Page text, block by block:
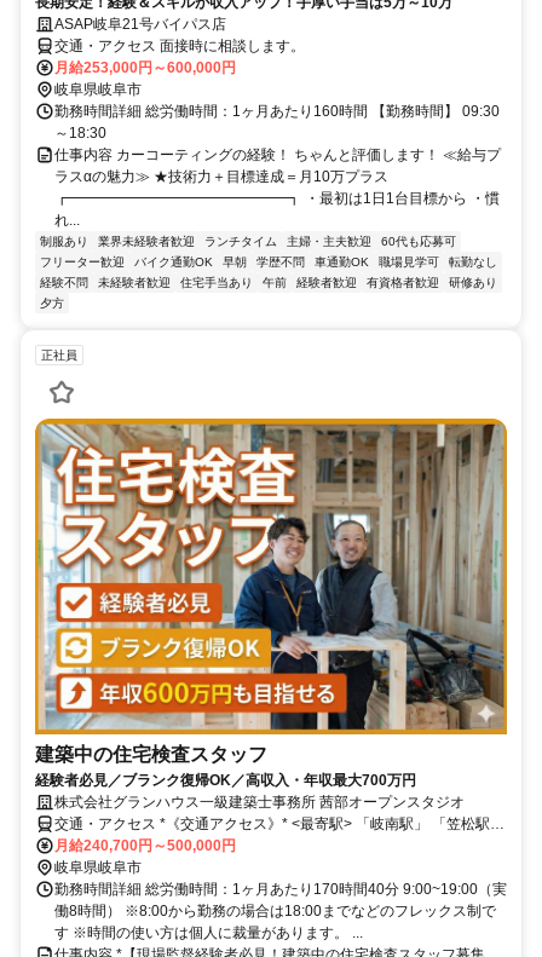
ASAP岐阜21号バイパス店
交通・アクセス 面接時に相談します。
月給253,000円～600,000円
岐阜県岐阜市
勤務時間詳細 総労働時間：1ヶ月あたり160時間 【勤務時間】 09:30
～18:30
仕事内容 カーコーティングの経験！ ちゃんと評価します！ ≪給与プ
ラスαの魅力≫ ★技術力＋目標達成＝月10万プラス
┏━━━━━━━━━━━━━━━┓ ・最初は1日1台目標から ・慣
れ...
制服あり 業界未経験者歓迎 ランチタイム 主婦・主夫歓迎
60代も応募可
フリーター歓迎
バイク通勤OK 早朝 学歴不問 車通勤OK 職場見学可
転勤なし
経験不問
未経験者歓迎 住宅手当あり 午前 経験者歓迎 有資格者歓迎
研修あり
夕方
正社員
建築中の住宅検査スタッフ
経験者必見／ブランク復帰OK／高収入・年収最大700万円
株式会社グランハウス一級建築士事務所 茜部オープンスタジオ
交通・アクセス *《交通アクセス》* <最寄駅> 「岐南駅」 「笠松駅」
<バス停> 「中央市場前」徒歩1分 ＊マイカー通勤可＊ ＊駐車場あり
＊
月給240,700円～500,000円
岐阜県岐阜市
勤務時間詳細 総労働時間：1ヶ月あたり170時間40分 9:00~19:00（実
働8時間） ※8:00から勤務の場合は18:00までなどのフレックス制で
す ※時間の使い方は個人に裁量があります。 ...